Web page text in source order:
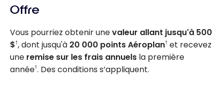
Offre
Vous pourriez obtenir unevaleur allant jusqu'à 500
$†, dont jusqu'à 20 000 points Aéroplan† et recevez
une remise sur les frais annuels la première
année†. Des conditions s’appliquent.